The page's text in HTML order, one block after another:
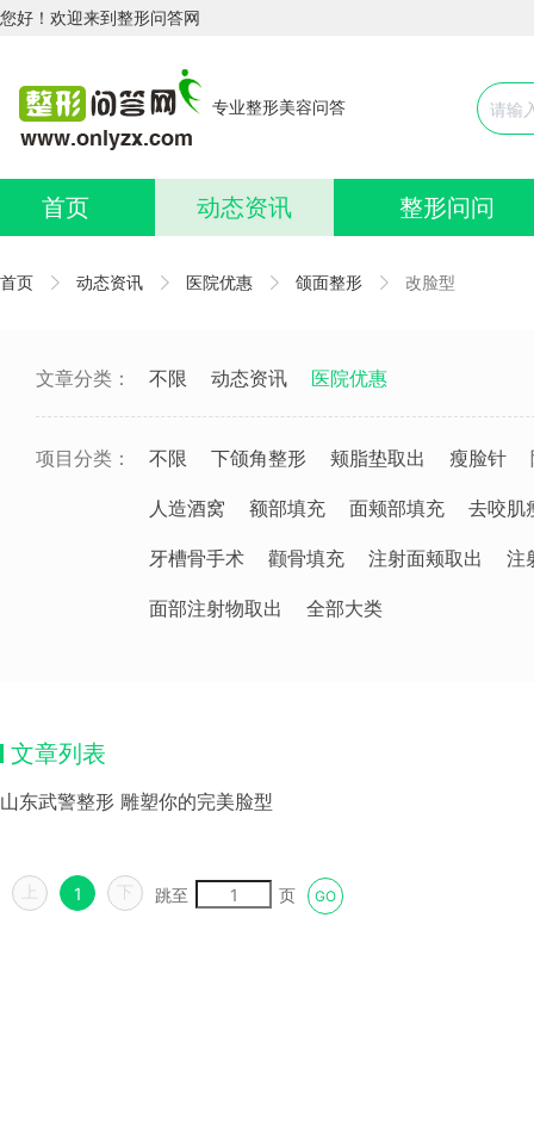
您好！欢迎来到整形问答网
专业整形美容问答
首页 动态资讯 整形问问
首页 动态资讯 医院优惠 颌面整形 改脸型
文章分类： 不限 动态资讯 医院优惠
项目分类： 不限 下颌角整形 颊脂垫取出 瘦脸针
人造酒窝 额部填充 面颊部填充 去咬肌
牙槽骨手术 颧骨填充 注射面颊取出 注
面部注射物取出 全部大类
文章列表
山东武警整形 雕塑你的完美脸型
1 下 跳至 页 GO